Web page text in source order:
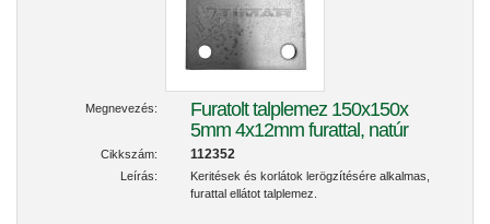
Megnevezés:
Furatolt talplemez 150x150x
5mm 4x12mm furattal, natúr
Cikkszám: 112352
Leírás:
Keritések és korlátok lerögzítésére alkalmas,
furattal ellátot talplemez.